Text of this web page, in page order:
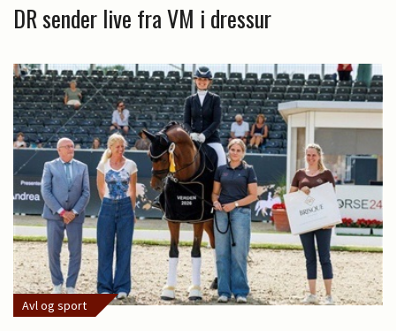
DR sender live fra VM i dressur
Avl og sport